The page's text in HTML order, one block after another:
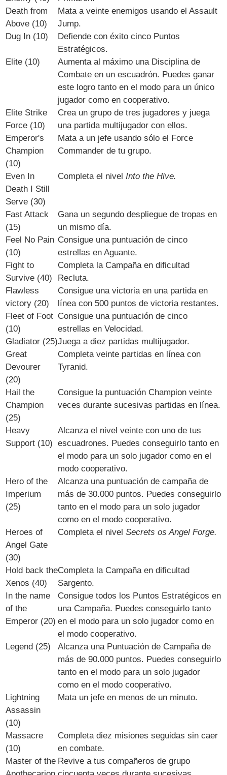
Death from
Above (10)
Mata a veinte enemigos usando el Assault
Jump.
Dug In (10)
Defiende con éxito cinco Puntos
Estratégicos.
Elite (10)
Aumenta al máximo una Disciplina de
Combate en un escuadrón. Puedes ganar
este logro tanto en el modo para un único
jugador como en cooperativo.
Elite Strike
Force (10)
Crea un grupo de tres jugadores y juega
una partida multijugador con ellos.
Emperor's
Champion
(10)
Mata a un jefe usando sólo el Force
Commander de tu grupo.
Even In
Death I Still
Serve (30)
Completa el nivelInto the Hive.
Fast Attack
(15)
Gana un segundo despliegue de tropas en
un mismo día.
Feel No Pain
(10)
Consigue una puntuación de cinco
estrellas en Aguante.
Fight to
Survive (40)
Completa la Campaña en dificultad
Recluta.
Flawless
victory (20)
Consigue una victoria en una partida en
línea con 500 puntos de victoria restantes.
Fleet of Foot
(10)
Consigue una puntuación de cinco
estrellas en Velocidad.
Gladiator (25)Juega a diez partidas multijugador.
Great
Devourer
(20)
Completa veinte partidas en línea con
Tyranid.
Hail the
Champion
(25)
Consigue la puntuación Champion veinte
veces durante sucesivas partidas en línea.
Heavy
Support (10)
Alcanza el nivel veinte con uno de tus
escuadrones. Puedes conseguirlo tanto en
el modo para un solo jugador como en el
modo cooperativo.
Hero of the
Imperium
(25)
Alcanza una puntuación de campaña de
más de 30.000 puntos. Puedes conseguirlo
tanto en el modo para un solo jugador
como en el modo cooperativo.
Heroes of
Angel Gate
(30)
Completa el nivelSecrets os Angel Forge.
Hold back the
Xenos (40)
Completa la Campaña en dificultad
Sargento.
In the name
of the
Emperor (20)
Consigue todos los Puntos Estratégicos en
una Campaña. Puedes conseguirlo tanto
en el modo para un solo jugador como en
el modo cooperativo.
Legend (25)
Alcanza una Puntuación de Campaña de
más de 90.000 puntos. Puedes conseguirlo
tanto en el modo para un solo jugador
como en el modo cooperativo.
Lightning
Assassin
(10)
Mata un jefe en menos de un minuto.
Massacre
(10)
Completa diez misiones seguidas sin caer
en combate.
Master of the Revive a tus compañeros de grupo